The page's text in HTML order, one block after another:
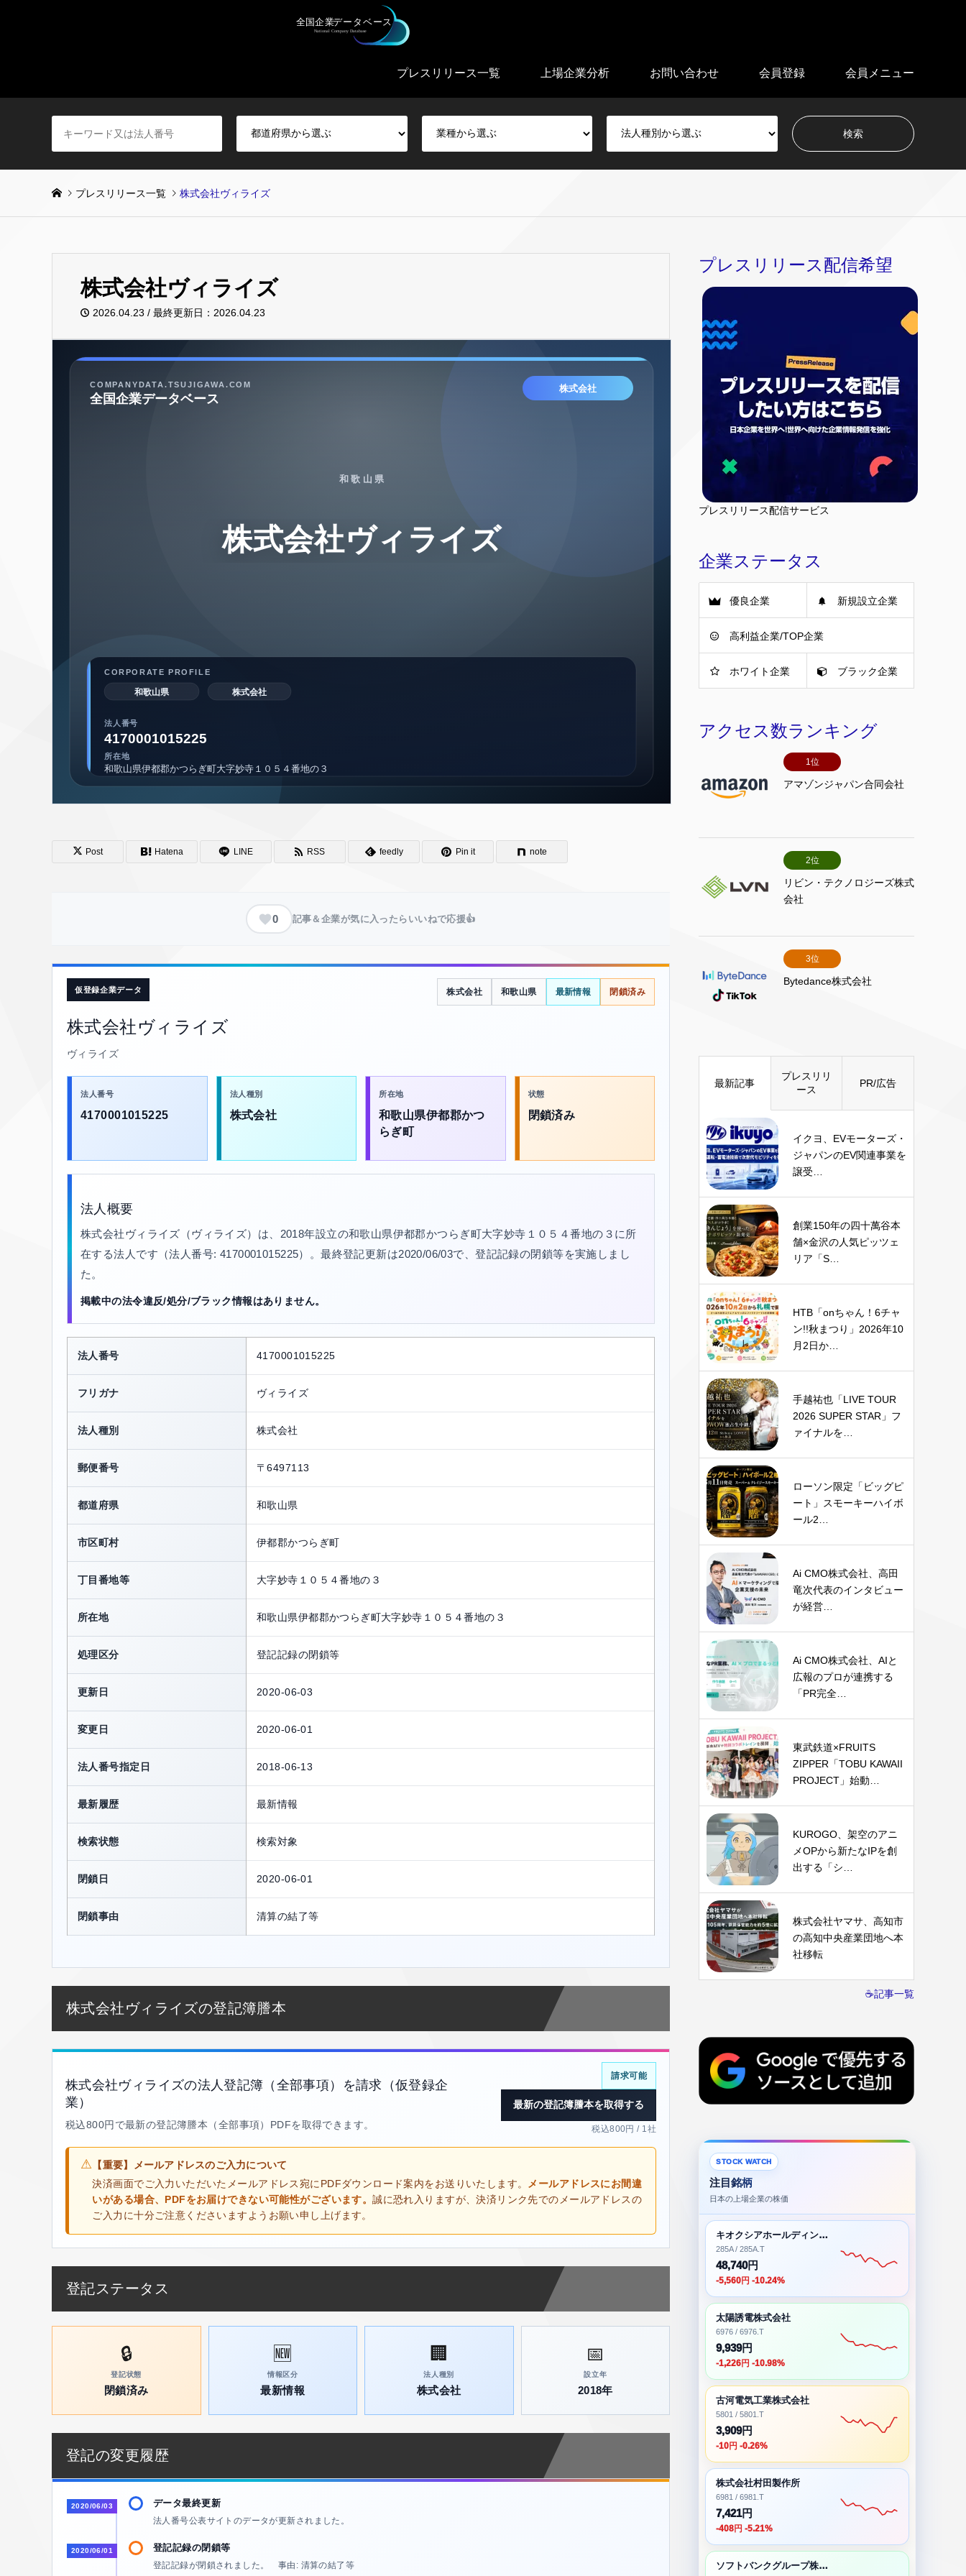
プレスリリース一覧 上場企業分析 お問い合わせ 会員登録 会員メニュー
プレスリリース一覧 株式会社ヴィライズ
株式会社ヴィライズ
2026.04.23 / 最終更新日：2026.04.23
Post Hatena LINE RSS feedly Pin it note
0 記事＆企業が気に入ったらいいねで応援👍
仮登録企業データ
株式会社ヴィライズ
ヴィライズ
株式会社 和歌山県 最新情報 閉鎖済み
法人番号
4170001015225
法人種別
株式会社
所在地
和歌山県伊都郡かつ
らぎ町
状態
閉鎖済み
法人概要
株式会社ヴィライズ（ヴィライズ）は、2018年設立の和歌山県伊都郡かつらぎ町大字妙寺１０５４番地の３に所
在する法人です（法人番号: 4170001015225）。最終登記更新は2020/06/03で、登記記録の閉鎖等を実施しまし
た。
掲載中の法令違反/処分/ブラック情報はありません。
法人番号 4170001015225
フリガナ ヴィライズ
法人種別 株式会社
郵便番号 〒6497113
都道府県 和歌山県
市区町村 伊都郡かつらぎ町
丁目番地等 大字妙寺１０５４番地の３
所在地 和歌山県伊都郡かつらぎ町大字妙寺１０５４番地の３
処理区分 登記記録の閉鎖等
更新日 2020-06-03
変更日 2020-06-01
法人番号指定日 2018-06-13
最新履歴 最新情報
検索状態 検索対象
閉鎖日 2020-06-01
閉鎖事由 清算の結了等
株式会社ヴィライズの登記簿謄本
株式会社ヴィライズの法人登記簿（全部事項）を請求（仮登録企
業）
税込800円で最新の登記簿謄本（全部事項）PDFを取得できます。
請求可能
最新の登記簿謄本を取得する
税込800円 / 1社
⚠ 【重要】メールアドレスのご入力について
決済画面でご入力いただいたメールアドレス宛にPDFダウンロード案内をお送りいたします。 メールアドレスにお間違
いがある場合、PDFをお届けできない可能性がございます。誠に恐れ入りますが、決済リンク先でのメールアドレスの
ご入力に十分ご注意くださいますようお願い申し上げます。
登記ステータス
🔒
登記状態
閉鎖済み
🆕
情報区分
最新情報
🏢
法人種別
株式会社
📅
設立年
2018年
登記の変更履歴
2020/06/03 データ最終更新
法人番号公表サイトのデータが更新されました。
2020/06/01 登記記録の閉鎖等
登記記録が閉鎖されました。 事由: 清算の結了等
プレスリリース配信希望
プレスリリース配信サービス
企業ステータス
優良企業 新規設立企業
高利益企業/TOP企業
ホワイト企業 ブラック企業
アクセス数ランキング
1位
アマゾンジャパン合同会社
2位
リビン・テクノロジーズ株式
会社
3位
Bytedance株式会社
最新記事
プレスリリ
ース
PR/広告
イクヨ、EVモーターズ・
ジャパンのEV関連事業を
譲受…
創業150年の四十萬谷本
舗×金沢の人気ピッツェ
リア「S…
HTB「onちゃん！6チャ
ン!!秋まつり」2026年10
月2日か…
手越祐也「LIVE TOUR
2026 SUPER STAR」フ
ァイナルを…
ローソン限定「ビッグピ
ート」スモーキーハイボ
ール2…
Ai CMO株式会社、高田
竜次代表のインタビュー
が経営…
Ai CMO株式会社、AIと
広報のプロが連携する
「PR完全…
東武鉄道×FRUITS
ZIPPER「TOBU KAWAII
PROJECT」始動…
KUROGO、架空のアニ
メOPから新たなIPを創
出する「シ…
株式会社ヤマサ、高知市
の高知中央産業団地へ本
社移転
☕記事一覧
STOCK WATCH
注目銘柄
日本の上場企業の株価
キオクシアホールディングス株式会社
285A / 285A.T
48,740円
-5,560円 -10.24%
太陽誘電株式会社
6976 / 6976.T
9,939円
-1,226円 -10.98%
古河電気工業株式会社
5801 / 5801.T
3,909円
-10円 -0.26%
株式会社村田製作所
6981 / 6981.T
7,421円
-408円 -5.21%
ソフトバンクグループ株式会社